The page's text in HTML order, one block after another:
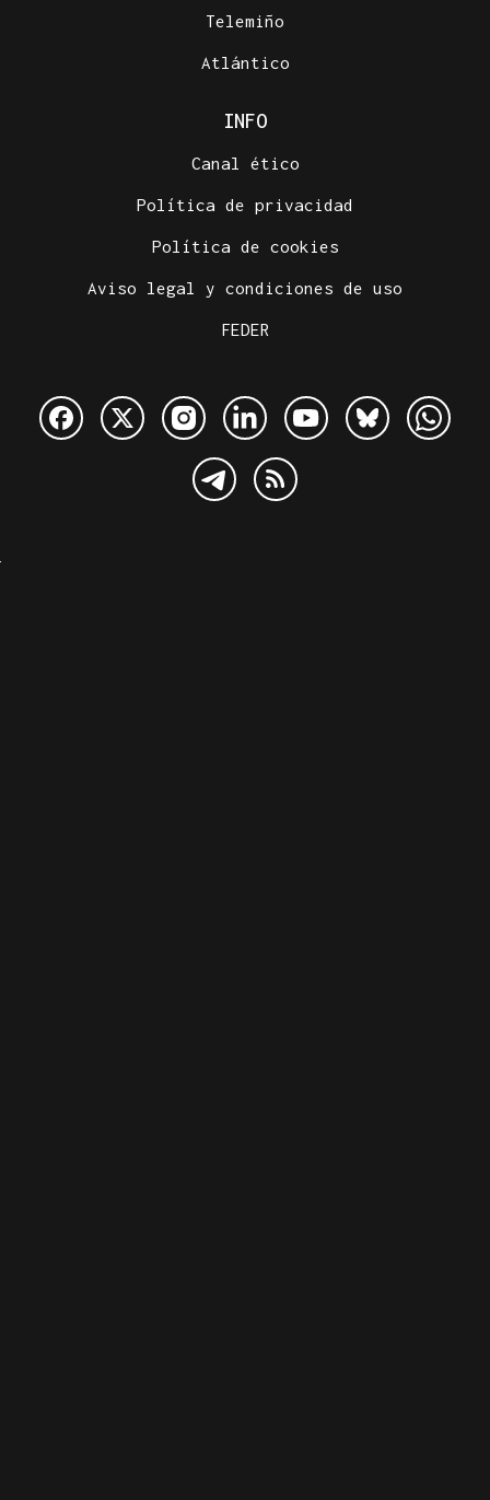
Telemiño
Atlántico
INFO
Canal ético
Política de privacidad
Política de cookies
Aviso legal y condiciones de uso
FEDER